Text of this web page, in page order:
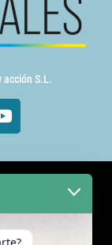
acción S.L.